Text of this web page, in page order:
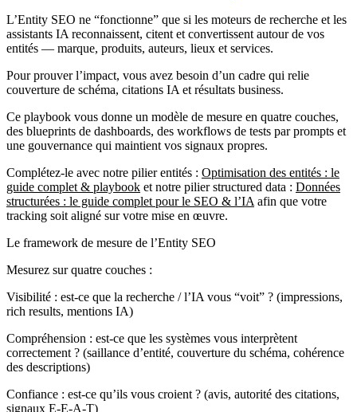
L’Entity SEO ne “fonctionne” que si les moteurs de recherche et les
assistants IA reconnaissent, citent et convertissent autour de vos
entités — marque, produits, auteurs, lieux et services.
Pour prouver l’impact, vous avez besoin d’un cadre qui relie
couverture de schéma, citations IA et résultats business.
Ce playbook vous donne un modèle de mesure en quatre couches,
des blueprints de dashboards, des workflows de tests par prompts et
une gouvernance qui maintient vos signaux propres.
Complétez-le avec notre pilier entités : Optimisation des entités : le
guide complet & playbook et notre pilier structured data : Données
structurées : le guide complet pour le SEO & l’IA afin que votre
tracking soit aligné sur votre mise en œuvre.
Le framework de mesure de l’Entity SEO
Mesurez sur quatre couches :
Visibilité : est-ce que la recherche / l’IA vous “voit” ? (impressions,
rich results, mentions IA)
Compréhension : est-ce que les systèmes vous interprètent
correctement ? (saillance d’entité, couverture du schéma, cohérence
des descriptions)
Confiance : est-ce qu’ils vous croient ? (avis, autorité des citations,
signaux E‑E‑A‑T)